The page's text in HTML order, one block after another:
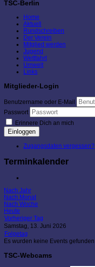
TSC-Berlin
Home
Aktuell
Rundschreiben
Der Verein
Mitglied werden
Jugend
Wettfahrt
Umwelt
Links
Mitglieder-Login
Benutzername oder E-Mail
Passwort
Erinnere Dich an mich
Einloggen
Zugangsdaten vergessen?
Terminkalender
Nach Jahr
Nach Monat
Nach Woche
Heute
Vorheriger Tag
Samstag, 13. Juni 2026
Folgetag
Es wurden keine Events gefunden
TSC-Webcams